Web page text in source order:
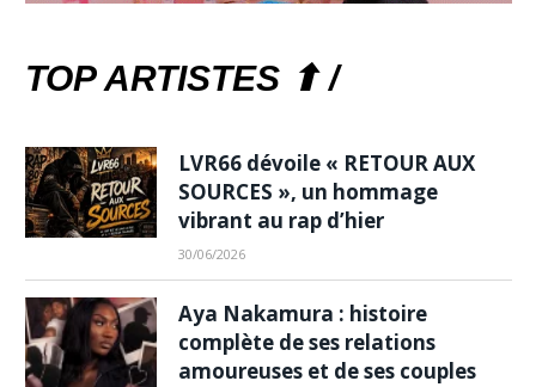
TOP ARTISTES ⬆ /
LVR66 dévoile « RETOUR AUX
SOURCES », un hommage
vibrant au rap d’hier
30/06/2026
Aya Nakamura : histoire
complète de ses relations
amoureuses et de ses couples